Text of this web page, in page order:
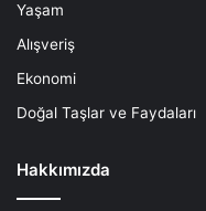
Yaşam
Alışveriş
Ekonomi
Doğal Taşlar ve Faydaları
Hakkımızda